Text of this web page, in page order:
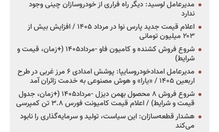
مدیرعامل لوسید: دیگر راه فراری از خودروسازان چینی وجود
ندارد
اعلام قیمت جدید پارس نوا در مرداد ۱۴۰۵ / افزایش بیش از
۲۰۳ میلیون تومانی
شروع فروش کشنده و کامیون فاو -مرداد۱۴۰۵ (+زمان، قیمت و
شرایط)
مدیرعامل امدادخودروسایپا: پوشش امدادی ۶ مرز غربی در طرح
اربعین ۱۴۰۵ / «یارا» و هوش مصنوعی به خدمت زائران آمد
شروع فروش ۸ محصول بهمن دیزل -مرداد۱۴۰۵ (+زمان، جدول
قیمت و شرایط) / اعلام قیمت کامیونت فورس ۳.۸ تن کمپرسی
هشدار قطعه‌سازان: این سیاست، تولید و سرمایه‌گذاری را نابود
می‌کند